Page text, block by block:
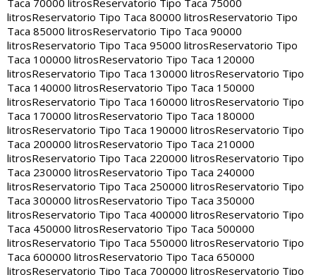
Taca 70000 litros Reservatorio Tipo Taca 75000
litrosReservatorio Tipo Taca 80000 litrosReservatorio Tipo
Taca 85000 litrosReservatorio Tipo Taca 90000
litrosReservatorio Tipo Taca 95000 litrosReservatorio Tipo
Taca 100000 litrosReservatorio Tipo Taca 120000
litrosReservatorio Tipo Taca 130000 litrosReservatorio Tipo
Taca 140000 litrosReservatorio Tipo Taca 150000
litrosReservatorio Tipo Taca 160000 litrosReservatorio Tipo
Taca 170000 litrosReservatorio Tipo Taca 180000
litrosReservatorio Tipo Taca 190000 litrosReservatorio Tipo
Taca 200000 litrosReservatorio Tipo Taca 210000
litrosReservatorio Tipo Taca 220000 litrosReservatorio Tipo
Taca 230000 litrosReservatorio Tipo Taca 240000
litrosReservatorio Tipo Taca 250000 litrosReservatorio Tipo
Taca 300000 litrosReservatorio Tipo Taca 350000
litrosReservatorio Tipo Taca 400000 litrosReservatorio Tipo
Taca 450000 litrosReservatorio Tipo Taca 500000
litrosReservatorio Tipo Taca 550000 litrosReservatorio Tipo
Taca 600000 litrosReservatorio Tipo Taca 650000
litrosReservatorio Tipo Taca 700000 litrosReservatorio Tipo